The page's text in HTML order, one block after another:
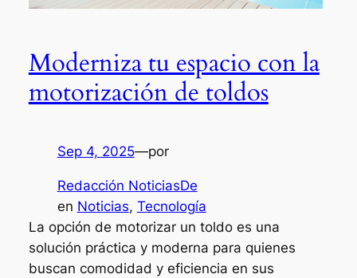
Moderniza tu espacio con la
motorización de toldos
Sep 4, 2025—por
Redacción NoticiasDe
en Noticias, Tecnología
La opción de motorizar un toldo es una
solución práctica y moderna para quienes
buscan comodidad y eficiencia en sus